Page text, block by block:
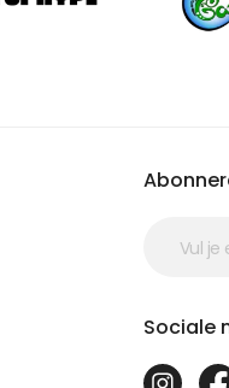
Sociale